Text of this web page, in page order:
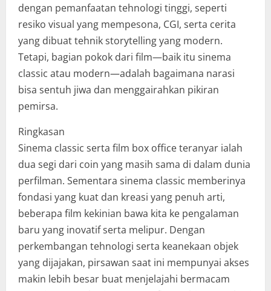
dengan pemanfaatan tehnologi tinggi, seperti
resiko visual yang mempesona, CGI, serta cerita
yang dibuat tehnik storytelling yang modern.
Tetapi, bagian pokok dari film—baik itu sinema
classic atau modern—adalah bagaimana narasi
bisa sentuh jiwa dan menggairahkan pikiran
pemirsa.
Ringkasan
Sinema classic serta film box office teranyar ialah
dua segi dari coin yang masih sama di dalam dunia
perfilman. Sementara sinema classic memberinya
fondasi yang kuat dan kreasi yang penuh arti,
beberapa film kekinian bawa kita ke pengalaman
baru yang inovatif serta melipur. Dengan
perkembangan tehnologi serta keanekaan objek
yang dijajakan, pirsawan saat ini mempunyai akses
makin lebih besar buat menjelajahi bermacam